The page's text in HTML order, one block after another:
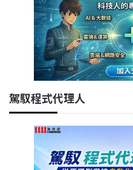
駕馭程式代理人